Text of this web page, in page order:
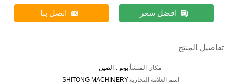
افضل سعر اتصل بنا
تفاصيل المنتج
مكان المنشأ:بوتو ، الصين
اسم العلامة التجارية:SHITONG MACHINERY